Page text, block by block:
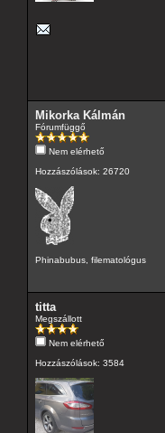
Mikorka Kálmán
Fórumfüggő
Nem elérhető
Hozzászólások: 26720
Phinabubus, filematológus
titta
Megszállott
Nem elérhető
Hozzászólások: 3584